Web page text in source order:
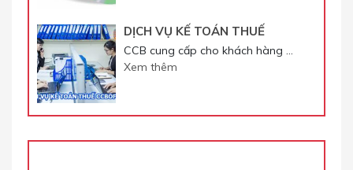
DỊCH VỤ KẾ TOÁN THUẾ
CCB cung cấp cho khách hàng …
Xem thêm